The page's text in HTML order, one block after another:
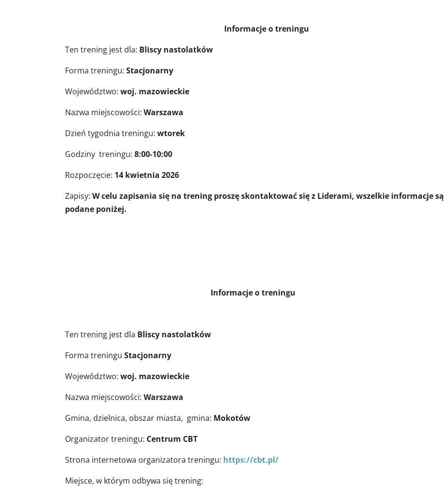
Informacje o treningu
Ten trening jest dla: Bliscy nastolatków
Forma treningu:Stacjonarny
Województwo:woj. mazowieckie
Nazwa miejscowości:Warszawa
Dzień tygodnia treningu:wtorek
Godziny treningu:8:00-10:00
Rozpoczęcie: 14 kwietnia 2026
Zapisy:W celu zapisania się na trening proszę skontaktować się z Liderami, wszelkie informacje są
podane poniżej.
Informacje o treningu
Ten trening jest dla Bliscy nastolatków
Forma treninguStacjonarny
Województwo:woj. mazowieckie
Nazwa miejscowości:Warszawa
Gmina, dzielnica, obszar miasta, gmina: Mokotów
Organizator treningu: Centrum CBT
Strona internetowa organizatora treningu: https://cbt.pl/
Miejsce, w którym odbywa się trening: